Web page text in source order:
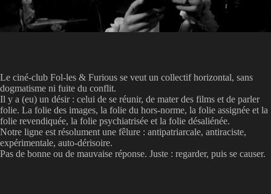
Le ciné-club Fol-les & Furious se veut un collectif horizontal, sans
dogmatisme ni fuite du conflit.
Il y a (eu) un désir : celui de se réunir, de mater des films et de parler
folie. La folie des images, la folie du hors-norme, la folie assignée et la
folie revendiquée, la folie psychiatrisée et la folie désaliénée.
Notre ligne est résolument une fêlure : antipatriarcale, antiraciste,
expérimentale, auto-dérisoire.
Pas de bonne ou de mauvaise réponse. Juste : regarder, puis se causer.